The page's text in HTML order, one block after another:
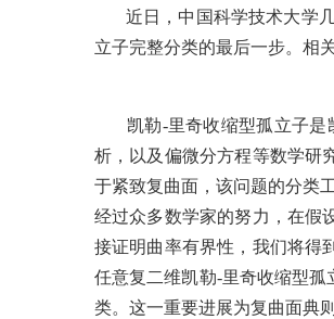
近日，中国科学技术大学几
立子完整分类的最后一步。相
凯勒-里奇收缩型孤立子是
析，以及偏微分方程等数学研
于紧致复曲面，该问题的分类
经过众多数学家的努力，在假
接证明曲率有界性，我们将得
任意复二维凯勒-里奇收缩型孤
类。这一重要进展为复曲面典